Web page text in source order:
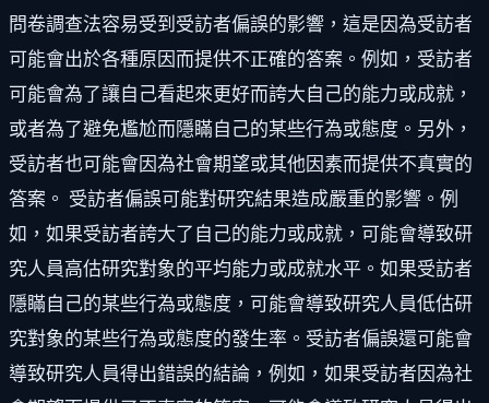
問卷調查法容易受到受訪者偏誤的影響，這是因為受訪者
可能會出於各種原因而提供不正確的答案。例如，受訪者
可能會為了讓自己看起來更好而誇大自己的能力或成就，
或者為了避免尷尬而隱瞞自己的某些行為或態度。另外，
受訪者也可能會因為社會期望或其他因素而提供不真實的
答案。 受訪者偏誤可能對研究結果造成嚴重的影響。例
如，如果受訪者誇大了自己的能力或成就，可能會導致研
究人員高估研究對象的平均能力或成就水平。如果受訪者
隱瞞自己的某些行為或態度，可能會導致研究人員低估研
究對象的某些行為或態度的發生率。受訪者偏誤還可能會
導致研究人員得出錯誤的結論，例如，如果受訪者因為社